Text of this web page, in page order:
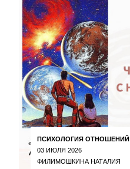
ПСИХОЛОГИЯ ОТНОШЕНИЙ
03 ИЮЛЯ 2026
ФИЛИМОШКИНА НАТАЛИЯ